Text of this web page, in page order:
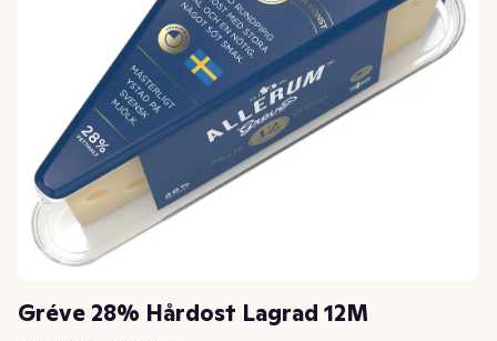
Gréve 28% Hårdost Lagrad 12M